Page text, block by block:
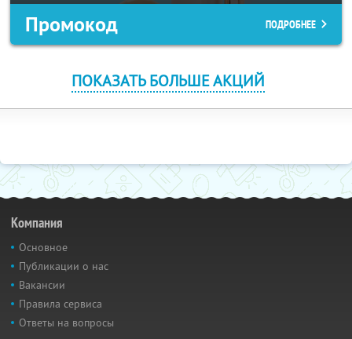
Промокод ПОДРОБНЕЕ
ПОКАЗАТЬ БОЛЬШЕ АКЦИЙ
Компания
Основное
Публикации о нас
Вакансии
Правила сервиса
Ответы на вопросы